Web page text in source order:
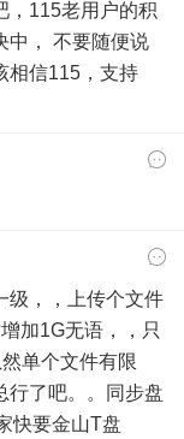
，115老用户的积
中， 不要随便说
相信115，支持
级，，上传个文件
加1G无语，，只
单个文件有限
行了吧。。同步盘
快要金山T盘